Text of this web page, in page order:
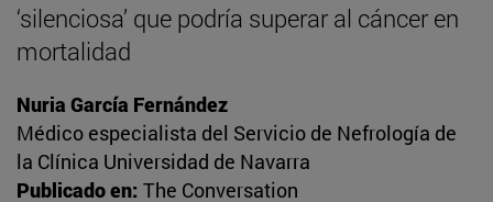
‘silenciosa’ que podría superar al cáncer en
mortalidad
Nuria García Fernández
Médico especialista del Servicio de Nefrología de
la Clínica Universidad de Navarra
Publicado en: The Conversation